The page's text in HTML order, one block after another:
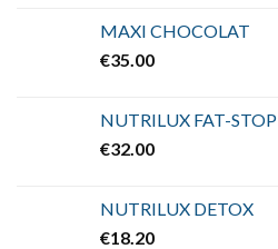
MAXI CHOCOLAT
€35.00
NUTRILUX FAT-STOP
€32.00
NUTRILUX DETOX
€18.20